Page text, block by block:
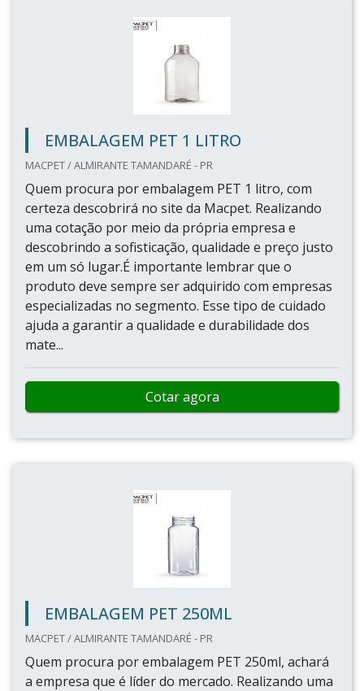
EMBALAGEM PET 1 LITRO
MACPET / ALMIRANTE TAMANDARÉ - PR
Quem procura por embalagem PET 1 litro, com
certeza descobrirá no site da Macpet. Realizando
uma cotação por meio da própria empresa e
descobrindo a sofisticação, qualidade e preço justo
em um só lugar.É importante lembrar que o
produto deve sempre ser adquirido com empresas
especializadas no segmento. Esse tipo de cuidado
ajuda a garantir a qualidade e durabilidade dos
mate...
Cotar agora
EMBALAGEM PET 250ML
MACPET / ALMIRANTE TAMANDARÉ - PR
Quem procura por embalagem PET 250ml, achará
a empresa que é líder do mercado. Realizando uma